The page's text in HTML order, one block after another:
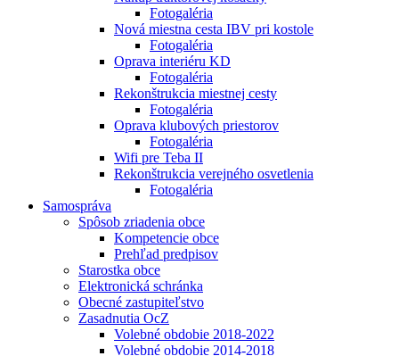
Fotogaléria
Nová miestna cesta IBV pri kostole
Fotogaléria
Oprava interiéru KD
Fotogaléria
Rekonštrukcia miestnej cesty
Fotogaléria
Oprava klubových priestorov
Fotogaléria
Wifi pre Teba II
Rekonštrukcia verejného osvetlenia
Fotogaléria
Samospráva
Spôsob zriadenia obce
Kompetencie obce
Prehľad predpisov
Starostka obce
Elektronická schránka
Obecné zastupiteľstvo
Zasadnutia OcZ
Volebné obdobie 2018-2022
Volebné obdobie 2014-2018